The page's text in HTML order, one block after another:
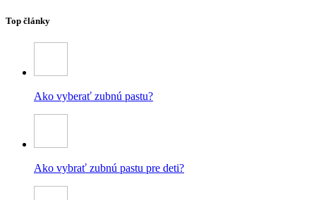
Top články
Ako vyberať zubnú pastu?
Ako vybrať zubnú pastu pre deti?